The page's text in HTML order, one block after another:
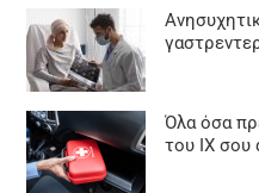
Όλα όσα
του ΙΧ σου